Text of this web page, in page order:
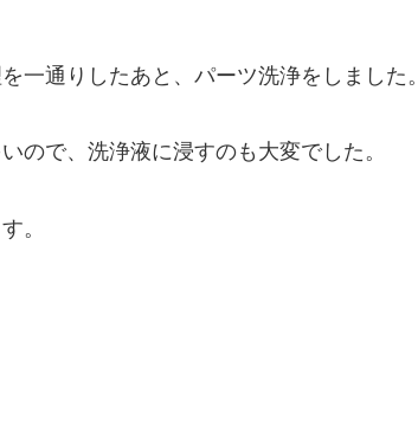
一通りしたあと、パーツ洗浄をしました。
ので、洗浄液に浸すのも大変でした。
。